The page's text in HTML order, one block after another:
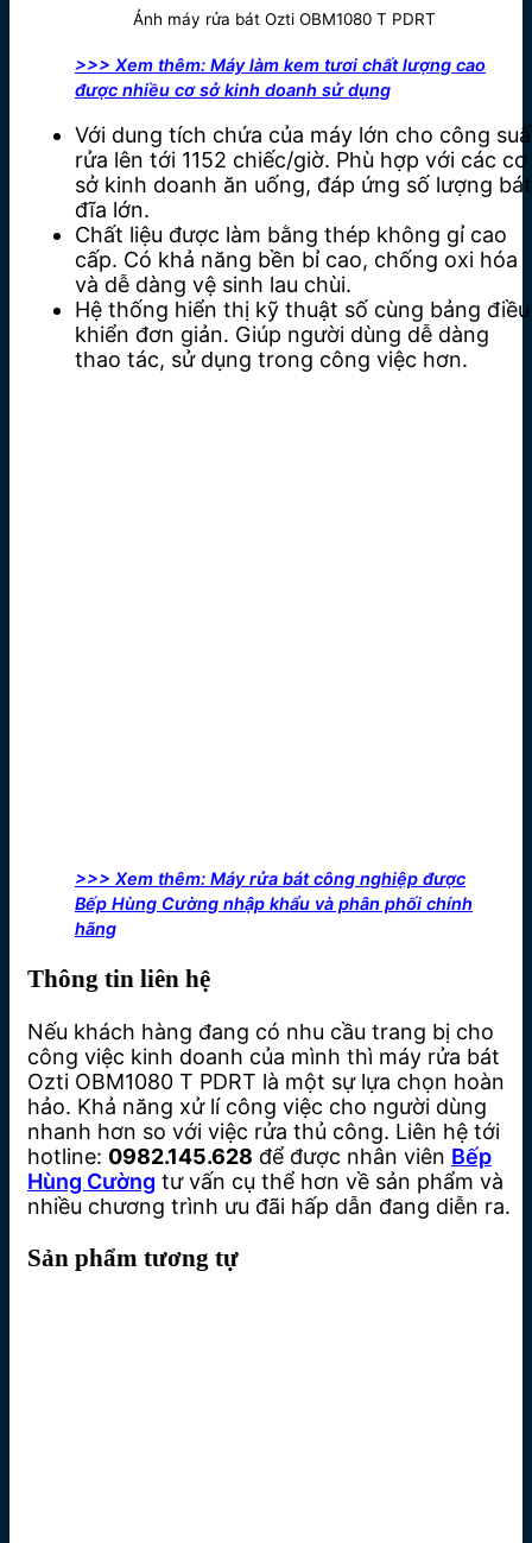
Ảnh máy rửa bát Ozti OBM1080 T PDRT
>>> Xem thêm: Máy làm kem tươi chất lượng cao
được nhiều cơ sở kinh doanh sử dụng
Với dung tích chứa của máy lớn cho công
rửa lên tới 1152 chiếc/giờ. Phù hợp với các cơ
sở kinh doanh ăn uống, đáp ứng số lượng bát
đĩa lớn.
Chất liệu được làm bằng thép không gỉ cao
cấp. Có khả năng bền bỉ cao, chống oxi hóa
và dễ dàng vệ sinh lau chùi.
Hệ thống hiển thị kỹ thuật số cùng bảng điều
khiển đơn giản. Giúp người dùng dễ dàng
thao tác, sử dụng trong công việc hơn.
>>> Xem thêm: Máy rửa bát công nghiệp được
Bếp Hùng Cường nhập khẩu và phân phối chính
hãng
Thông tin liên hệ
Nếu khách hàng đang có nhu cầu trang bị cho
công việc kinh doanh của mình thì máy rửa bát
Ozti OBM1080 T PDRT là một sự lựa chọn hoàn
hảo. Khả năng xử lí công việc cho người dùng
nhanh hơn so với việc rửa thủ công. Liên hệ tới
hotline: 0982.145.628 để được nhân viên Bếp
Hùng Cường tư vấn cụ thể hơn về sản phẩm và
nhiều chương trình ưu đãi hấp dẫn đang diễn ra.
Sản phẩm tương tự